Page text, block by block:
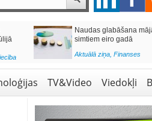
Naudas glabāšana
simtiem eiro gadā
Aktuālā ziņa, Finanses
TV&Video Viedokļi